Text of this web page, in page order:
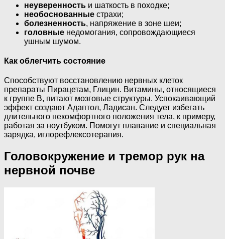
неуверенность и шаткость в походке;
необоснованные страхи;
болезненность, напряжение в зоне шеи;
головные недомогания, сопровождающиеся
ушным шумом.
Как облегчить состояние
Способствуют восстановлению нервных клеток
препараты Пирацетам, Глицин. Витамины, относящиеся
к группе B, питают мозговые структуры. Успокаивающий
эффект создают Адаптол, Ладисан. Следует избегать
длительного некомфортного положения тела, к примеру,
работая за ноутбуком. Помогут плавание и специальная
зарядка, иглорефлексотерапия.
Головокружение и тремор рук на
нервной почве